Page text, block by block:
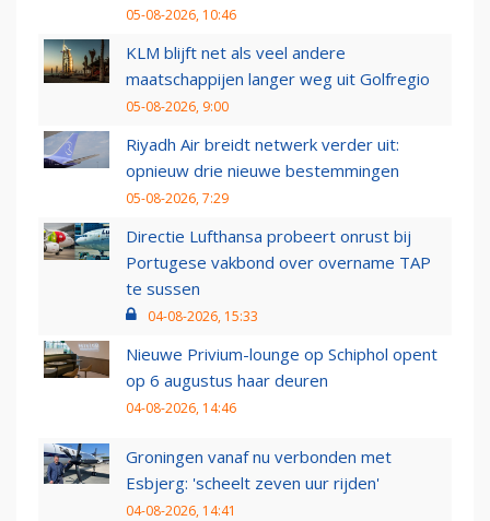
05-08-2026, 10:46
KLM blijft net als veel andere
maatschappijen langer weg uit Golfregio
05-08-2026, 9:00
Riyadh Air breidt netwerk verder uit:
opnieuw drie nieuwe bestemmingen
05-08-2026, 7:29
Directie Lufthansa probeert onrust bij
Portugese vakbond over overname TAP
te sussen
04-08-2026, 15:33
Nieuwe Privium-lounge op Schiphol opent
op 6 augustus haar deuren
04-08-2026, 14:46
Groningen vanaf nu verbonden met
Esbjerg: 'scheelt zeven uur rijden'
04-08-2026, 14:41